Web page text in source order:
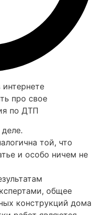
интернете
про свое
по ДТП
той, что
и особо ничем не
общее
конструкций дома